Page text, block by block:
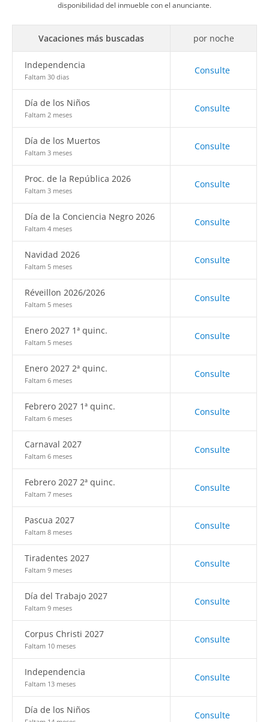
disponibilidad del inmueble con el anunciante.
Vacaciones más buscadas por noche
Independencia
Faltam 30 dias
Consulte
Día de los Niños
Faltam 2 meses
Consulte
Día de los Muertos
Faltam 3 meses
Consulte
Proc. de la República 2026
Faltam 3 meses
Consulte
Día de la Conciencia Negro 2026
Faltam 4 meses
Consulte
Navidad 2026
Faltam 5 meses
Consulte
Réveillon 2026/2026
Faltam 5 meses
Consulte
Enero 2027 1ª quinc.
Faltam 5 meses
Consulte
Enero 2027 2ª quinc.
Faltam 6 meses
Consulte
Febrero 2027 1ª quinc.
Faltam 6 meses
Consulte
Carnaval 2027
Faltam 6 meses
Consulte
Febrero 2027 2ª quinc.
Faltam 7 meses
Consulte
Pascua 2027
Faltam 8 meses
Consulte
Tiradentes 2027
Faltam 9 meses
Consulte
Día del Trabajo 2027
Faltam 9 meses
Consulte
Corpus Christi 2027
Faltam 10 meses
Consulte
Independencia
Faltam 13 meses
Consulte
Día de los Niños Consulte